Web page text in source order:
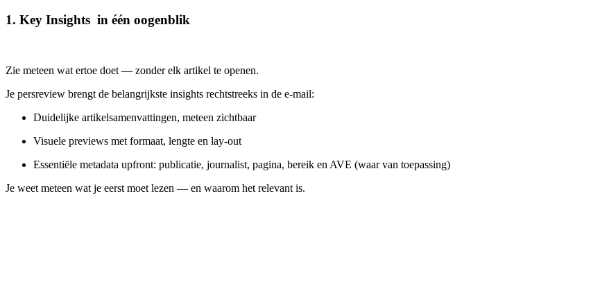
1. Key Insights in één oogenblik
Zie meteen wat ertoe doet — zonder elk artikel te openen.
Je persreview brengt de belangrijkste insights rechtstreeks in de e-mail:
Duidelijke artikelsamenvattingen, meteen zichtbaar
Visuele previews met formaat, lengte en lay-out
Essentiële metadata upfront: publicatie, journalist, pagina, bereik en AVE (waar van toepassing)
Je weet meteen wat je eerst moet lezen — en waarom het relevant is.